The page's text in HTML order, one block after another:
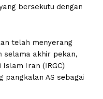
bersekutu dengan
telah menyerang
selama akhir pekan,
Islam Iran (IRGC)
pangkalan AS sebagai